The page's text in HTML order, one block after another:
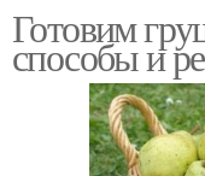
Готовим
способы и